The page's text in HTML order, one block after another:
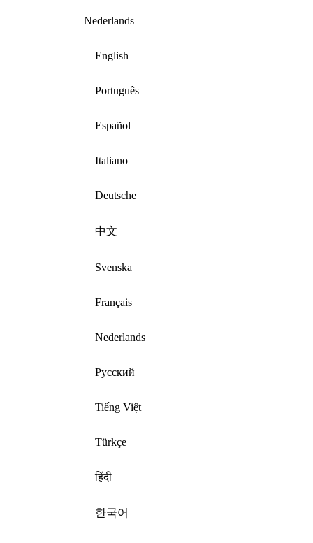
Nederlands
English
Português
Español
Italiano
Deutsche
中文
Svenska
Français
Nederlands
Русский
Tiếng Việt
Türkçe
हिंदी
한국어